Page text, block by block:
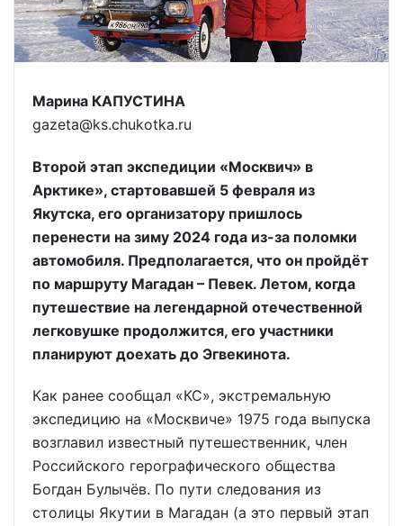
Марина КАПУСТИНА
gazeta@ks.chukotka.ru
Второй этап экспедиции «Москвич» в
Арктике», стартовавшей 5 февраля из
Якутска, его организатору пришлось
перенести на зиму 2024 года из-за поломки
автомобиля. Предполагается, что он пройдёт
по маршруту Магадан – Певек. Летом, когда
путешествие на легендарной отечественной
легковушке продолжится, его участники
планируют доехать до Эгвекинота.
Как ранее сообщал «КС», экстремальную
экспедицию на «Москвиче» 1975 года выпуска
возглавил известный путешественник, член
Российского герографического общества
Богдан Булычёв. По пути следования из
столицы Якутии в Магадан (а это первый этап